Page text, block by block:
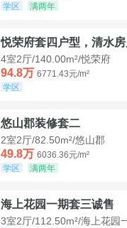
学区
满两年
4室2厅/140.00m²/悦荣府
94.8万 6771.43元/m²
学区
悠山郡装修套二
2室2厅/82.50m²/悠山郡
49.8万 6036.36元/m²
学区
满两年
海上花园一期套三诚售
3室2厅/112.50m²/海上花园